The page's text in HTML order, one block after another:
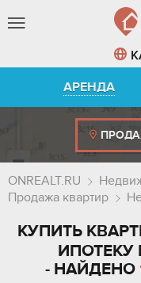
АРЕНДА
ONREALT.RU
Продажа квартир
КУПИТЬ
ИПОТЕКУ
- НАЙДЕНО